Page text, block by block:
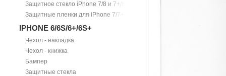
Защитное стекло iPhone 7/8 и 7+/8+
Защитные пленки для iPhone 7/7+
IPHONE 6/6S/6+/6S+
Чехол - накладка
Чехол - книжка
Бампер
Защитные стекла